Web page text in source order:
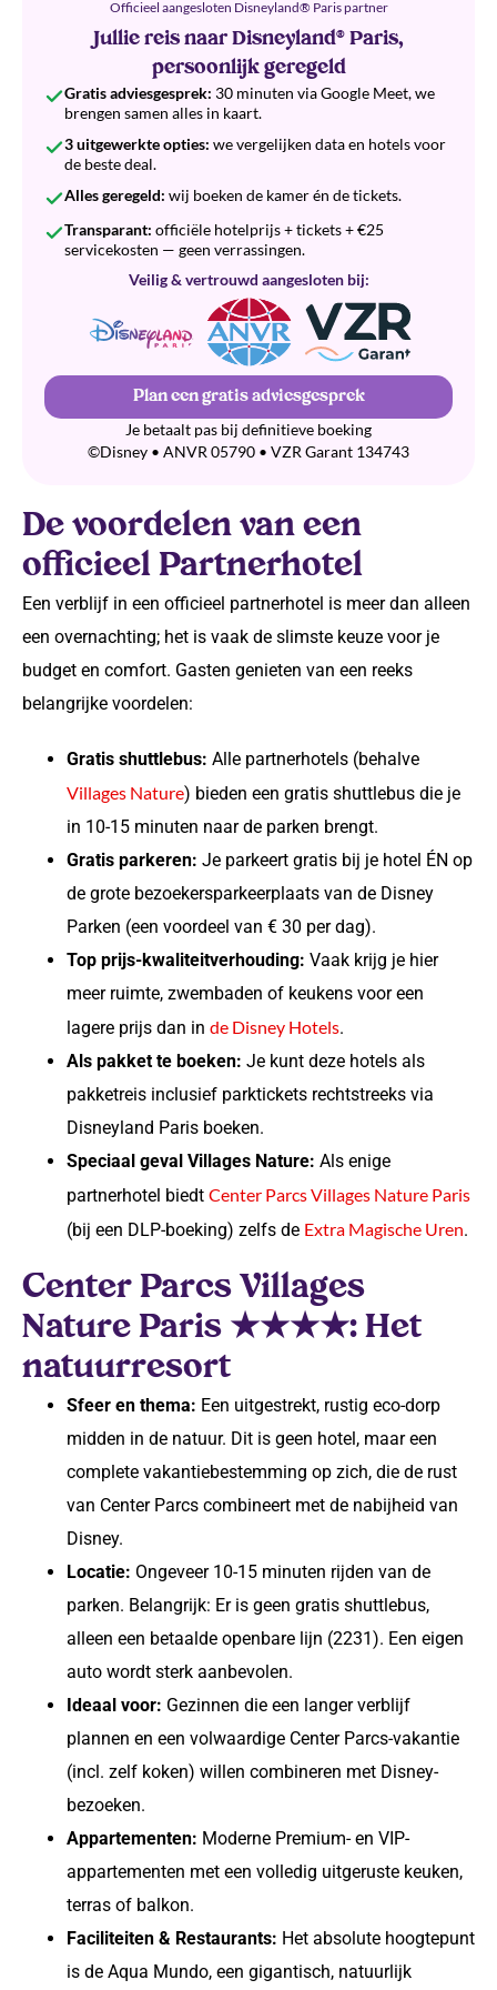
Officieel aangesloten Disneyland® Paris partner
Jullie reis naar Disneyland® Paris,
persoonlijk geregeld
Gratis adviesgesprek: 30 minuten via Google Meet, we
brengen samen alles in kaart.
3 uitgewerkte opties: we vergelijken data en hotels voor
de beste deal.
Alles geregeld: wij boeken de kamer én de tickets.
Transparant: officiële hotelprijs + tickets + €25
servicekosten — geen verrassingen.
Veilig & vertrouwd aangesloten bij:
Plan een gratis adviesgesprek
Je betaalt pas bij definitieve boeking
©Disney • ANVR 05790 • VZR Garant 134743
De voordelen van een
officieel Partnerhotel
Een verblijf in een officieel partnerhotel is meer dan alleen
een overnachting; het is vaak de slimste keuze voor je
budget en comfort. Gasten genieten van een reeks
belangrijke voordelen:
Gratis shuttlebus: Alle partnerhotels (behalve
Villages Nature) bieden een gratis shuttlebus die je
in 10-15 minuten naar de parken brengt.
Gratis parkeren: Je parkeert gratis bij je hotel ÉN op
de grote bezoekersparkeerplaats van de Disney
Parken (een voordeel van € 30 per dag).
Top prijs-kwaliteitverhouding: Vaak krijg je hier
meer ruimte, zwembaden of keukens voor een
lagere prijs dan in de Disney Hotels.
Als pakket te boeken: Je kunt deze hotels als
pakketreis inclusief parktickets rechtstreeks via
Disneyland Paris boeken.
Speciaal geval Villages Nature: Als enige
partnerhotel biedt Center Parcs Villages Nature Paris
(bij een DLP-boeking) zelfs de Extra Magische Uren.
Center Parcs Villages
Nature Paris ★★★★: Het
natuurresort
Sfeer en thema: Een uitgestrekt, rustig eco-dorp
midden in de natuur. Dit is geen hotel, maar een
complete vakantiebestemming op zich, die de rust
van Center Parcs combineert met de nabijheid van
Disney.
Locatie: Ongeveer 10-15 minuten rijden van de
parken. Belangrijk: Er is geen gratis shuttlebus,
alleen een betaalde openbare lijn (2231). Een eigen
auto wordt sterk aanbevolen.
Ideaal voor: Gezinnen die een langer verblijf
plannen en een volwaardige Center Parcs-vakantie
(incl. zelf koken) willen combineren met Disney-
bezoeken.
Appartementen: Moderne Premium- en VIP-
appartementen met een volledig uitgeruste keuken,
terras of balkon.
Faciliteiten & Restaurants: Het absolute hoogtepunt
is de Aqua Mundo, een gigantisch, natuurlijk